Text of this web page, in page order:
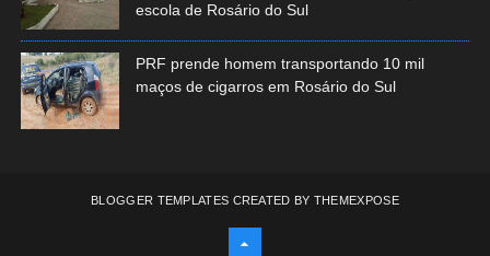
escola de Rosário do Sul
PRF prende homem transportando 10 mil
maços de cigarros em Rosário do Sul
BLOGGER TEMPLATES CREATED BY THEMEXPOSE